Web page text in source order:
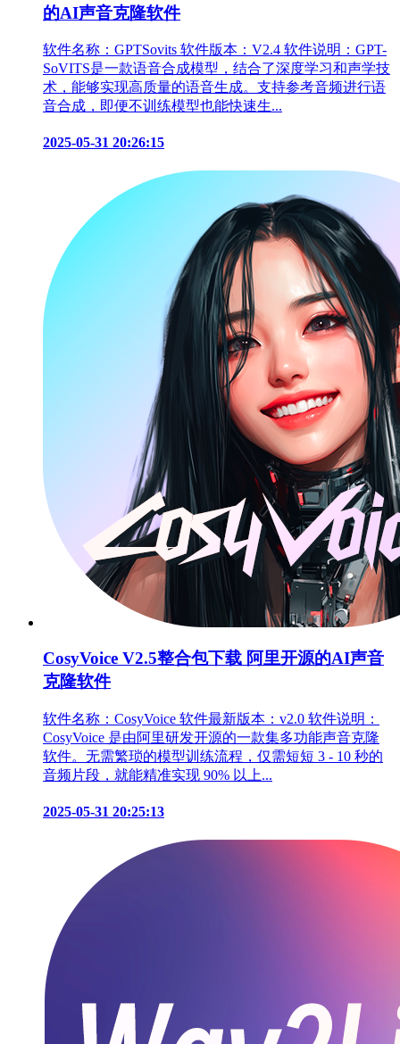
的AI声音克隆软件
软件名称：GPTSovits 软件版本：V2.4 软件说明：GPT-
SoVITS是一款语音合成模型，结合了深度学习和声学技
术，能够实现高质量的语音生成。支持参考音频进行语
音合成，即便不训练模型也能快速生...
2025-05-31 20:26:15
CosyVoice V2.5整合包下载 阿里开源的AI声音
克隆软件
软件名称：CosyVoice 软件最新版本：v2.0 软件说明：
CosyVoice 是由阿里研发开源的一款集多功能声音克隆
软件。无需繁琐的模型训练流程，仅需短短 3 - 10 秒的
音频片段，就能精准实现 90% 以上...
2025-05-31 20:25:13